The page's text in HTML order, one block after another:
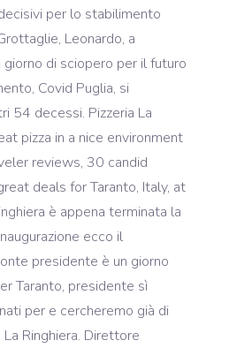
per lo stabilimento
Leonardo, a
di sciopero per il futuro
Covid Puglia, si
54 decessi. Pizzeria La
pizza in a nice environment
reviews, 30 candid
deals for Taranto, Italy, at
è appena terminata la
ecco il
presidente è un giorno
Taranto, presidente sì
per e cercheremo già di
Ringhiera. Direttore